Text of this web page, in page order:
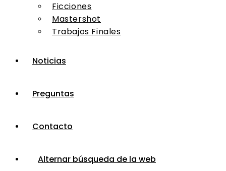
Ficciones
Mastershot
Trabajos Finales
Noticias
Preguntas
Contacto
Alternar búsqueda de la web